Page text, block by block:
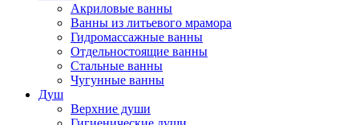
Акриловые ванны
Ванны из литьевого мрамора
Гидромассажные ванны
Отдельностоящие ванны
Стальные ванны
Чугунные ванны
Душ
Верхние души